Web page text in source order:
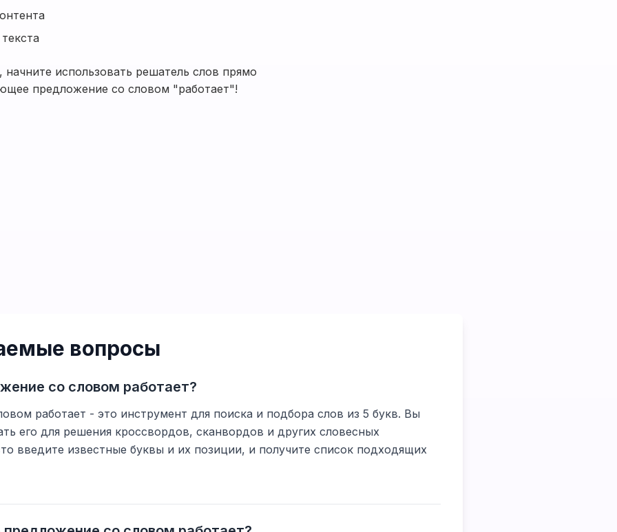
использовать решатель слов прямо
предложение со словом "работает"!
вопросы
со словом работает?
работает - это инструмент для поиска и подбора слов из 5 букв. Вы
его для решения кроссвордов, сканвордов и других словесных
введите известные буквы и их позиции, и получите список подходящих